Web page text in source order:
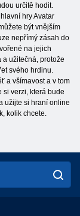
určitě hodit.
hry Avatar
být vnějším
nepřímý zásah do
na jejich
užitečná, protože
svého hrdinu.
a všímavost a v tom
si verzi, která bude
užijte si hraní online
kolik chcete.